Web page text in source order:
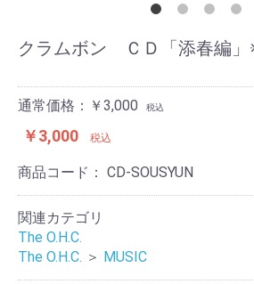
クラムボン ＣＤ「添春編」
通常価格：￥3,000 税込
￥3,000 税込
商品コード： CD-SOUSYUN
関連カテゴリ
The O.H.C.
The O.H.C. ＞ MUSIC